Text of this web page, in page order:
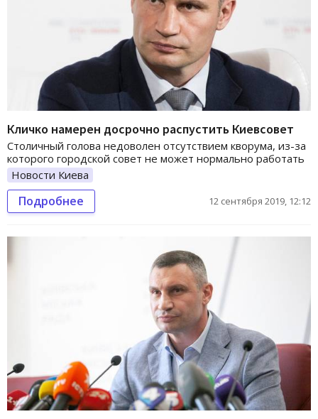
Кличко намерен досрочно распустить Киевсовет
Столичный голова недоволен отсутствием кворума, из-за
которого городской совет не может нормально работать
Новости Киева
Подробнее 12 сентября 2019, 12:12